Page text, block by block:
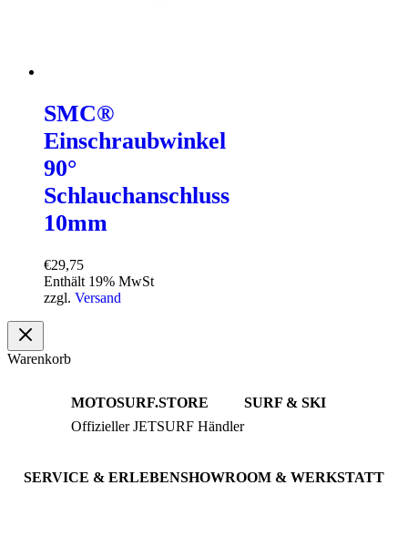
SMC®
Einschraubwinkel
90°
Schlauchanschluss
10mm
€29,75
Enthält 19% MwSt
zzgl. Versand
Warenkorb
MOTOSURF.STORE
Offizieller JETSURF Händler
SURF & SKI
JETSURF Boards
SERVICE & ERLEBENSHOWROOM & WERKSTATT